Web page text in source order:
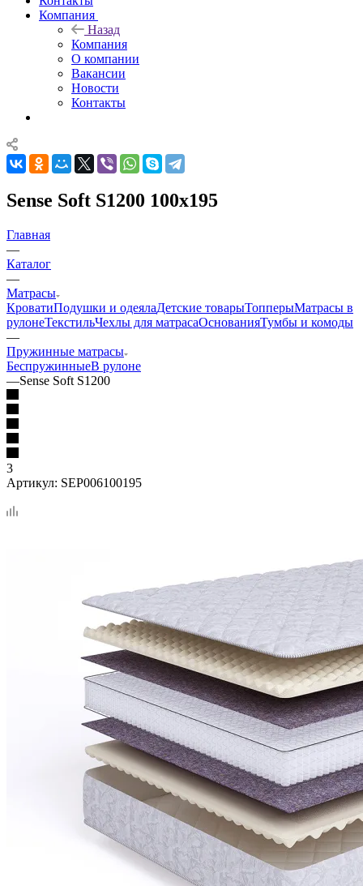
Компания
Назад
Компания
О компании
Вакансии
Новости
Контакты
Sense Soft S1200 100x195
Главная
—
Каталог
—
Матрасы
КроватиПодушки и одеялаДетские товарыТопперыМатрасы в
рулонеТекстильЧехлы для матрасаОснованияТумбы и комоды
—
Пружинные матрасы
БеспружинныеВ рулоне
—Sense Soft S1200
3
Артикул: SEP006100195